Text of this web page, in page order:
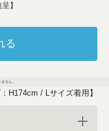
】
る
せん。
H174cm / Lサイズ着用】